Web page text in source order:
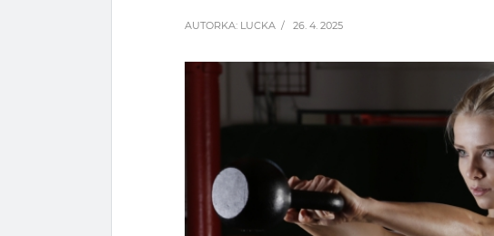
AUTORKA: LUCKA / 26. 4. 2025